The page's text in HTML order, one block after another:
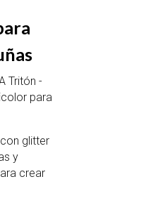
Tritón -
para
glitter
y
crear